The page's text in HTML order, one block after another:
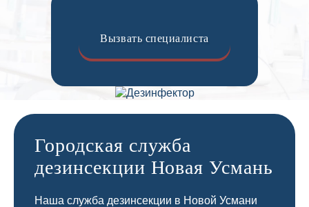
Вызвать специалиста
Городская служба
дезинсекции Новая Усмань
Наша служба дезинсекции в Новой Усмани